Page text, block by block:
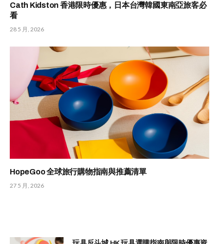
Cath Kidston 香港限時優惠，日本台灣韓國東南亞旅客必
看
28 5 月, 2026
HopeGoo 全球旅行購物指南與推薦清單
27 5 月, 2026